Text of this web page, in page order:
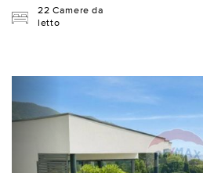
22 Camere da
letto